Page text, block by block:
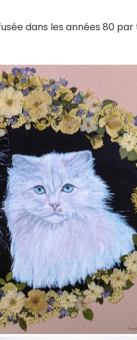
dans les années 80 par